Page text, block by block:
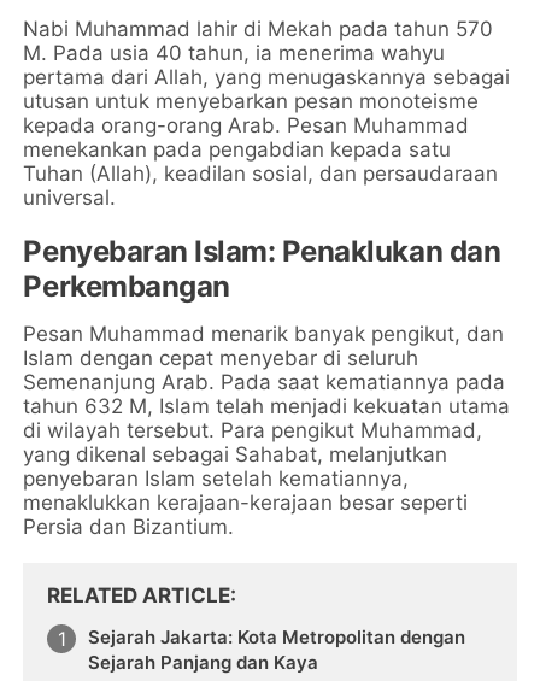
Nabi Muhammad lahir di Mekah pada tahun 570
M. Pada usia 40 tahun, ia menerima wahyu
pertama dari Allah, yang menugaskannya sebagai
utusan untuk menyebarkan pesan monoteisme
kepada orang-orang Arab. Pesan Muhammad
menekankan pada pengabdian kepada satu
Tuhan (Allah), keadilan sosial, dan persaudaraan
universal.
Penyebaran Islam: Penaklukan dan
Perkembangan
Pesan Muhammad menarik banyak pengikut, dan
Islam dengan cepat menyebar di seluruh
Semenanjung Arab. Pada saat kematiannya pada
tahun 632 M, Islam telah menjadi kekuatan utama
di wilayah tersebut. Para pengikut Muhammad,
yang dikenal sebagai Sahabat, melanjutkan
penyebaran Islam setelah kematiannya,
menaklukkan kerajaan-kerajaan besar seperti
Persia dan Bizantium.
RELATED ARTICLE
Sejarah Jakarta: Kota Metropolitan dengan
Sejarah Panjang dan Kaya